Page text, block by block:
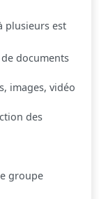
plusieurs est
documents
images, vidéo
des
groupe